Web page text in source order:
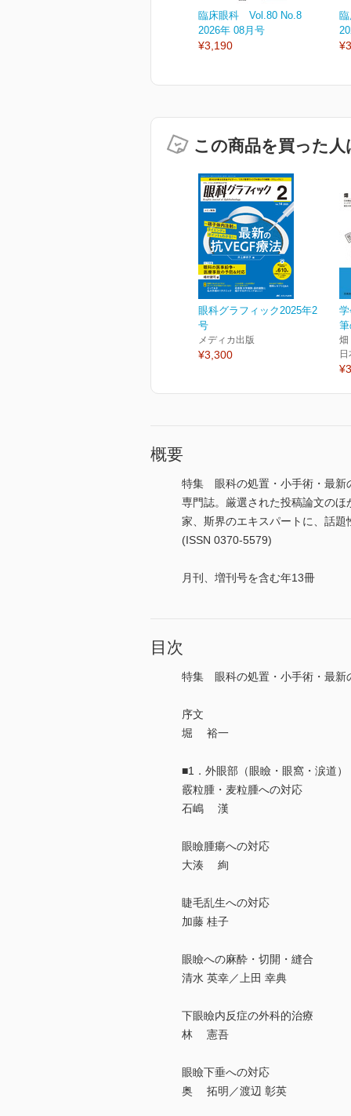
臨床眼科 Vol.80 No.8
2026年 08月号
¥3,190
この商品を買った
眼科グラフィック2025年2
号
メディカ出版
¥3,300
畑
概要
特集 眼科の処置・小手術・最新
専門誌。厳選された投稿論文の
家、斯界のエキスパートに、話
(ISSN 0370-5579)
月刊、増刊号を含む年13冊
目次
特集 眼科の処置・小手術・最新
序文
堀 裕一
■1．外眼部（眼瞼・眼窩・涙道）
霰粒腫・麦粒腫への対応
石嶋 漢
眼瞼腫瘍への対応
大湊 絢
睫毛乱生への対応
加藤 桂子
眼瞼への麻酔・切開・縫合
清水 英幸／上田 幸典
下眼瞼内反症の外科的治療
林 憲吾
眼瞼下垂への対応
奥 拓明／渡辺 彰英